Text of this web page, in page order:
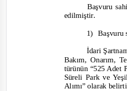
Başvuru
edilmiştir.
1)Başvuru
İdari
Bakım, Onarım,
türünün “525 Adet
Süreli Park ve
Alımı” olarak